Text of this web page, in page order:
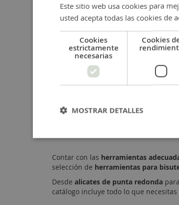
Anillo para
abrir anillas
2,50 €
s
Contar con las herramientas
selección de herramientas para
Desde alicates de punta redonda
catálogo incluye todo lo que
Este sitio web usa cookies para
usted acepta todas las cookies de
Cookies
estrictamente
necesarias
Cookies
MOSTRAR DETALLES